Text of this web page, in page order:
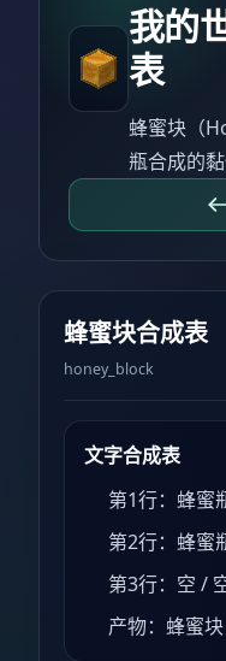
我的
表
蜂蜜块（
瓶合成的黏
蜂蜜块合成表
honey_block
文字合成表
第1行：蜂蜜
第2行：蜂蜜
第3行：空 /
产物：蜂蜜块